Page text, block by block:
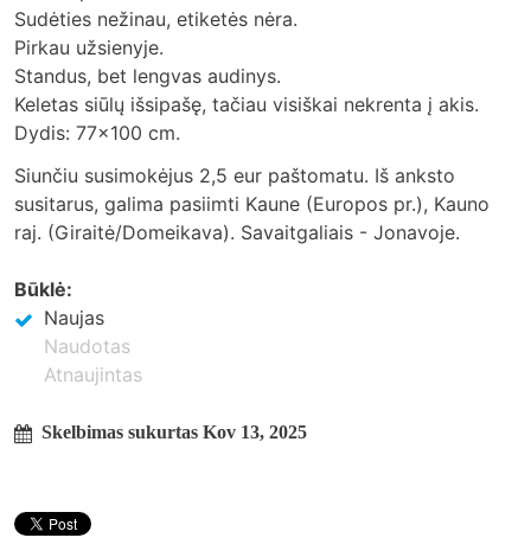
Sudėties nežinau, etiketės nėra.
Pirkau užsienyje.
Standus, bet lengvas audinys.
Keletas siūlų išsipašę, tačiau visiškai nekrenta į akis.
Dydis: 77x100 cm.
Siunčiu susimokėjus 2,5 eur paštomatu. Iš anksto
susitarus, galima pasiimti Kaune (Europos pr.), Kauno
raj. (Giraitė/Domeikava). Savaitgaliais - Jonavoje.
Būklė:
Naujas
Naudotas
Atnaujintas
Skelbimas sukurtas Kov 13, 2025